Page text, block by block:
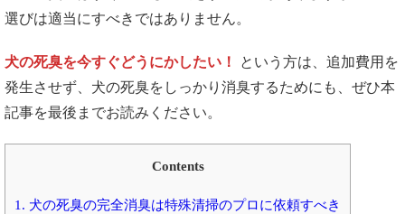
選びは適当にすべきではありません。
犬の死臭を今すぐどうにかしたい！
という方は、追加費用を
発生させず、犬の死臭をしっかり消臭するためにも、ぜひ本
記事を最後までお読みください。
Contents
1. 犬の死臭の完全消臭は特殊清掃のプロに依頼すべき